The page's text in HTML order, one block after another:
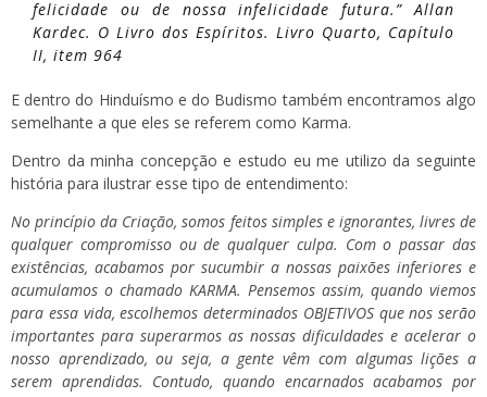
felicidade ou de nossa infelicidade futura.” Allan
Kardec. O Livro dos Espíritos. Livro Quarto, Capítulo
II, item 964
E dentro do Hinduísmo e do Budismo também encontramos algo
semelhante a que eles se referem como Karma.
Dentro da minha concepção e estudo eu me utilizo da seguinte
história para ilustrar esse tipo de entendimento:
No princípio da Criação, somos feitos simples e ignorantes, livres de
qualquer compromisso ou de qualquer culpa. Com o passar das
existências, acabamos por sucumbir a nossas paixões inferiores e
acumulamos o chamado KARMA. Pensemos assim, quando viemos
para essa vida, escolhemos determinados OBJETIVOS que nos serão
importantes para superarmos as nossas dificuldades e acelerar o
nosso aprendizado, ou seja, a gente vêm com algumas lições a
serem aprendidas. Contudo, quando encarnados acabamos por